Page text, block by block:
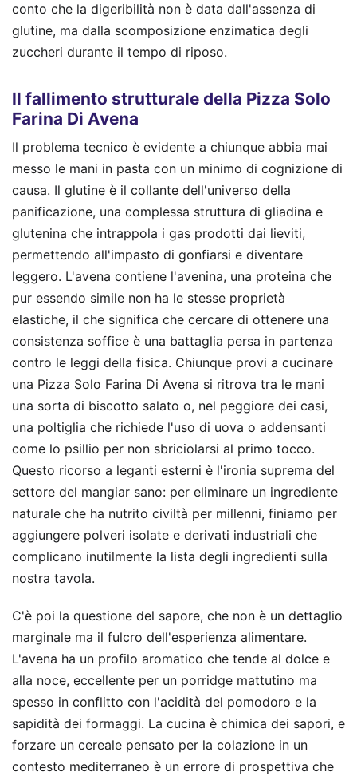
conto che la digeribilità non è data dall'assenza di
glutine, ma dalla scomposizione enzimatica degli
zuccheri durante il tempo di riposo.
Il fallimento strutturale della Pizza Solo
Farina Di Avena
Il problema tecnico è evidente a chiunque abbia mai
messo le mani in pasta con un minimo di cognizione di
causa. Il glutine è il collante dell'universo della
panificazione, una complessa struttura di gliadina e
glutenina che intrappola i gas prodotti dai lieviti,
permettendo all'impasto di gonfiarsi e diventare
leggero. L'avena contiene l'avenina, una proteina che
pur essendo simile non ha le stesse proprietà
elastiche, il che significa che cercare di ottenere una
consistenza soffice è una battaglia persa in partenza
contro le leggi della fisica. Chiunque provi a cucinare
una Pizza Solo Farina Di Avena si ritrova tra le mani
una sorta di biscotto salato o, nel peggiore dei casi,
una poltiglia che richiede l'uso di uova o addensanti
come lo psillio per non sbriciolarsi al primo tocco.
Questo ricorso a leganti esterni è l'ironia suprema del
settore del mangiar sano: per eliminare un ingrediente
naturale che ha nutrito civiltà per millenni, finiamo per
aggiungere polveri isolate e derivati industriali che
complicano inutilmente la lista degli ingredienti sulla
nostra tavola.
C'è poi la questione del sapore, che non è un dettaglio
marginale ma il fulcro dell'esperienza alimentare.
L'avena ha un profilo aromatico che tende al dolce e
alla noce, eccellente per un porridge mattutino ma
spesso in conflitto con l'acidità del pomodoro e la
sapidità dei formaggi. La cucina è chimica dei sapori, e
forzare un cereale pensato per la colazione in un
contesto mediterraneo è un errore di prospettiva che